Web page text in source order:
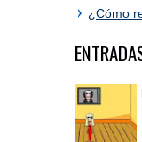
¿Cómo